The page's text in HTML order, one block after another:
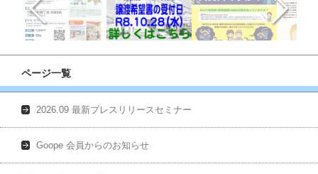
ページ一覧
2026.09 最新プレスリリースセミナー
Goope 会員からのお知らせ